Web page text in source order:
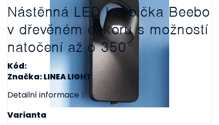
Nástěnná LED lampička Beebo
v dřevěném dekoru s možností
natočení až o 350°
Kód:
Značka: LINEA LIGHT
Varianta
Detailní informace